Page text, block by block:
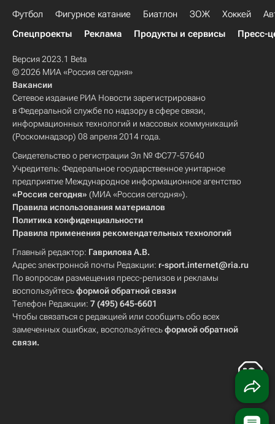
Футбол Фигурное катание Биатлон ЗОЖ Хоккей
Спецпроекты
Реклама Продукты и сервисы Пресс-
Версия 2023.1 Beta
© 2026 МИА «Россия сегодня»
Вакансии
Сетевое издание РИА Новости зарегистрировано
в Федеральной службе по надзору в сфере связи,
информационных технологий и массовых коммуникаций
(Роскомнадзор) 08 апреля 2014 года.
Свидетельство о регистрации Эл № ФС77-57640
Учредитель: Федеральное государственное унитарное
предприятие Международное информационное агентство
«Россия сегодня» (МИА «Россия сегодня»).
Правила использования материалов
Политика конфиденциальности
Правила применения рекомендательных технологий
Главный редактор: Гаврилова А.В.
Адрес электронной почты Редакции: r-sport.internet@ria.ru
По вопросам размещения пресс-релизов и рекламы
воспользуйтесьформой обратной связи
Телефон Редакции: 7 (495) 645-6601
Чтобы связаться с редакцией или сообщить обо всех
замеченных ошибках, воспользуйтесьформой обратной
связи.